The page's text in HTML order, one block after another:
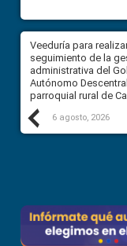
Previous
Veeduría para
seguimiento de la
administrativa del
Autónomo
parroquial rural de
6 agosto, 2026